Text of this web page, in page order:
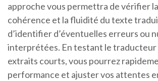
approche vous permettra de vérifier
cohérence et la fluidité du texte
d’identifier d’éventuelles erreurs ou
interprétées. En testant le traducteur
extraits courts, vous pourrez
performance et ajuster vos attentes